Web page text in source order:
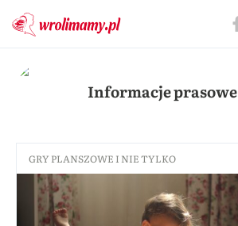
Informacje prasowe
GRY PLANSZOWE I NIE TYLKO